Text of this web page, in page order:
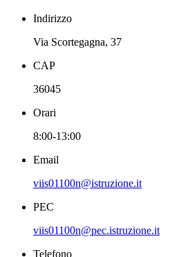
Indirizzo
Via Scortegagna, 37
CAP
36045
Orari
8:00-13:00
Email
viis01100n@istruzione.it
PEC
viis01100n@pec.istruzione.it
Telefono